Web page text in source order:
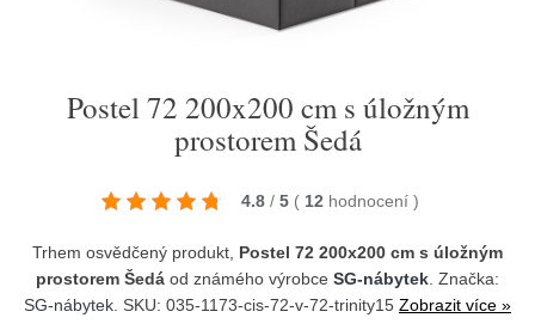
Postel 72 200x200 cm s úložným
prostorem Šedá
4.8 / 5 ( 12 hodnocení )
Trhem osvědčený produkt, Postel 72 200x200 cm s úložným
prostorem Šedá od známého výrobce SG-nábytek . Značka:
SG-nábytek . SKU: 035-1173-cis-72-v-72-trinity15 Zobrazit více »